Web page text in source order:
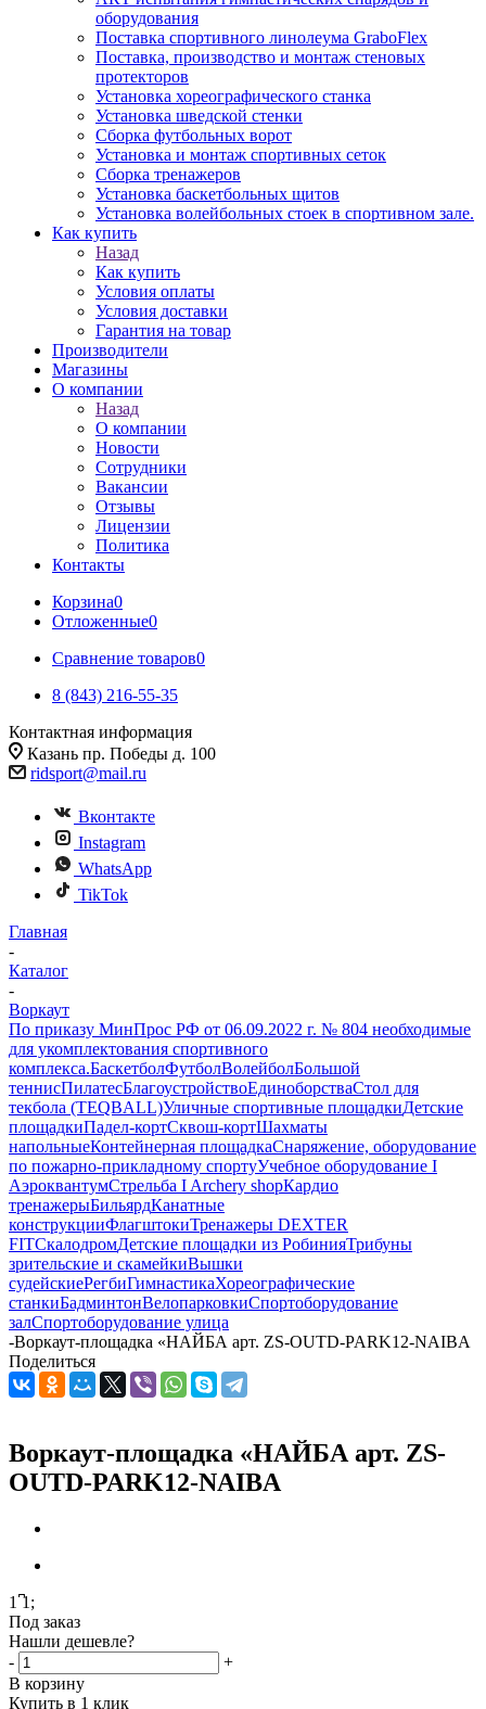
оборудования
Поставка спортивного линолеума GraboFlex
Поставка, производство и монтаж стеновых
протекторов
Установка хореографического станка
Установка шведской стенки
Сборка футбольных ворот
Установка и монтаж спортивных сеток
Сборка тренажеров
Установка баскетбольных щитов
Установка волейбольных стоек в спортивном зале.
Как купить
Назад
Как купить
Условия оплаты
Условия доставки
Гарантия на товар
Производители
Магазины
О компании
Назад
О компании
Новости
Сотрудники
Вакансии
Отзывы
Лицензии
Политика
Контакты
Корзина0
Отложенные0
Сравнение товаров0
8 (843) 216-55-35
Контактная информация
Казань пр. Победы д. 100
ridsport@mail.ru
Вконтакте
Instagram
WhatsApp
TikTok
Главная
-
Каталог
-
Воркаут
По приказу МинПрос РФ от 06.09.2022 г. № 804 необходимые
для укомплектования спортивного
комплекса.БаскетболФутболВолейболБольшой
теннисПилатесБлагоустройствоЕдиноборстваСтол для
текбола (TEQBALL)Уличные спортивные площадкиДетские
площадкиПадел-кортСквош-кортШахматы
напольныеКонтейнерная площадкаСнаряжение, оборудование
по пожарно-прикладному спортуУчебное оборудование I
АэроквантумСтрельба I Archery shopКардио
тренажерыБильярдКанатные
конструкцииФлагштокиТренажеры DEXTER
FITСкалодромДетские площадки из РобинияТрибуны
зрительские и скамейкиВышки
судейскиеРегбиГимнастикаХореографические
станкиБадминтонВелопарковкиСпортоборудование
залСпортоборудование улица
-Воркаут-площадка «НАЙБА арт. ZS-OUTD-PARK12-NAIBA
Поделиться
Воркаут-площадка «НАЙБА арт. ZS-
OUTD-PARK12-NAIBA
1 ͆1 ;
Под заказ
Нашли дешевле?
-
+
В корзину
Купить в 1 клик